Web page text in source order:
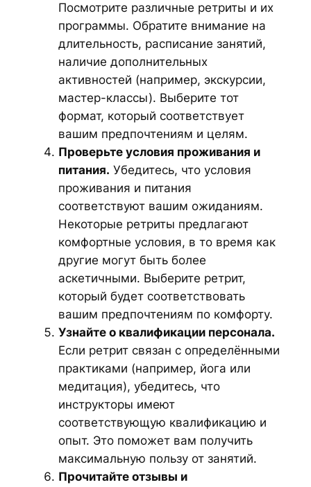
Посмотрите различные ретриты и их
программы. Обратите внимание на
длительность, расписание занятий,
наличие дополнительных
активностей (например, экскурсии,
мастер-классы). Выберите тот
формат, который соответствует
вашим предпочтениям и целям.
Проверьте условия проживания и
питания. Убедитесь, что условия
проживания и питания
соответствуют вашим ожиданиям.
Некоторые ретриты предлагают
комфортные условия, в то время как
другие могут быть более
аскетичными. Выберите ретрит,
который будет соответствовать
вашим предпочтениям по комфорту.
Узнайте о квалификации персонала.
Если ретрит связан с определёнными
практиками (например, йога или
медитация), убедитесь, что
инструкторы имеют
соответствующую квалификацию и
опыт. Это поможет вам получить
максимальную пользу от занятий.
Прочитайте отзывы и